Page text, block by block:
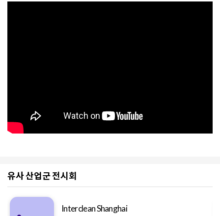
유사 산업군 전시회
Interclean Shanghai